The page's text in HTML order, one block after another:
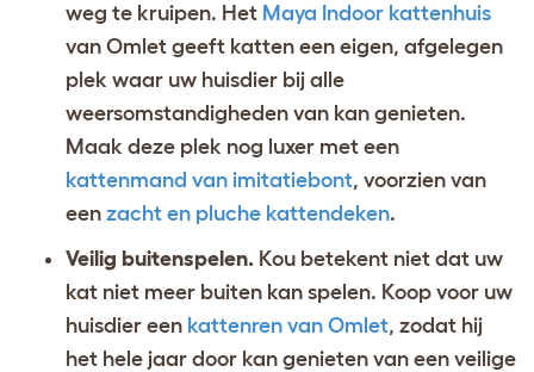
weg te kruipen. Het Maya Indoor kattenhuis
van Omlet geeft katten een eigen, afgelegen
plek waar uw huisdier bij alle
weersomstandigheden van kan genieten.
Maak deze plek nog luxer met een
kattenmand van imitatiebont, voorzien van
een zacht en pluche kattendeken.
Veilig buitenspelen. Kou betekent niet dat uw
kat niet meer buiten kan spelen. Koop voor uw
huisdier een kattenren van Omlet, zodat hij
het hele jaar door kan genieten van een veilige